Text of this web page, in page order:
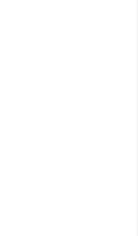
proposées sur
à votre écoute
venue. N’hésitez
confiance, à bientôt